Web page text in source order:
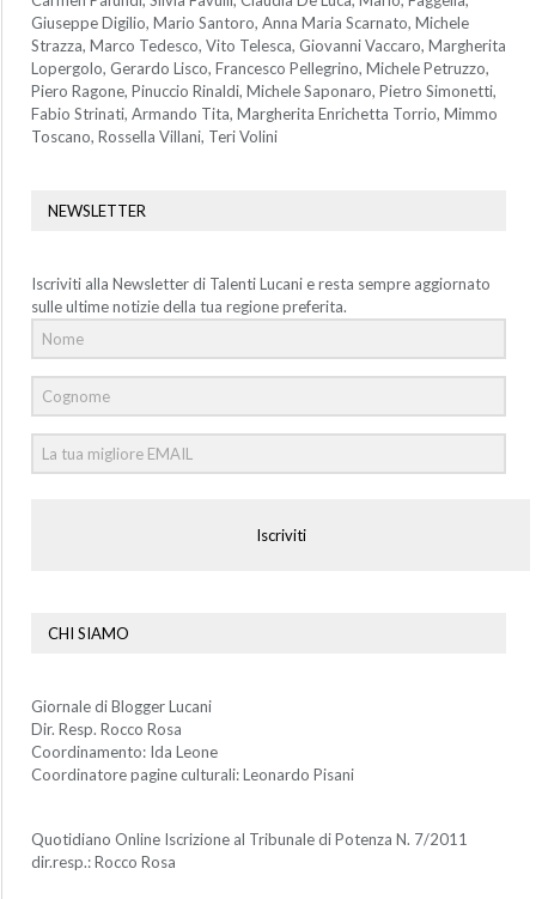
Giuseppe Digilio, Mario Santoro, Anna Maria Scarnato, Michele
Strazza, Marco Tedesco, Vito Telesca, Giovanni Vaccaro, Margherita
Lopergolo, Gerardo Lisco, Francesco Pellegrino, Michele Petruzzo,
Piero Ragone, Pinuccio Rinaldi, Michele Saponaro, Pietro Simonetti,
Fabio Strinati, Armando Tita, Margherita Enrichetta Torrio, Mimmo
Toscano, Rossella Villani, Teri Volini
NEWSLETTER
Iscriviti alla Newsletter di Talenti Lucani e resta sempre aggiornato
sulle ultime notizie della tua regione preferita.
Iscriviti
CHI SIAMO
Giornale di Blogger Lucani
Dir. Resp. Rocco Rosa
Coordinamento: Ida Leone
Coordinatore pagine culturali: Leonardo Pisani
Quotidiano Online Iscrizione al Tribunale di Potenza N. 7/2011
dir.resp.: Rocco Rosa